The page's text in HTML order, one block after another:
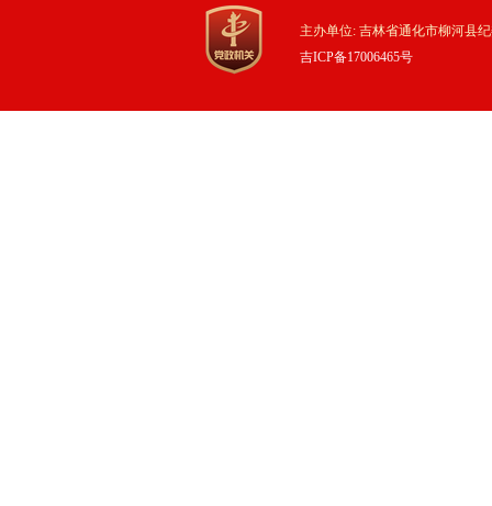
主办单位: 吉林省通化市柳河县
吉ICP备17006465号